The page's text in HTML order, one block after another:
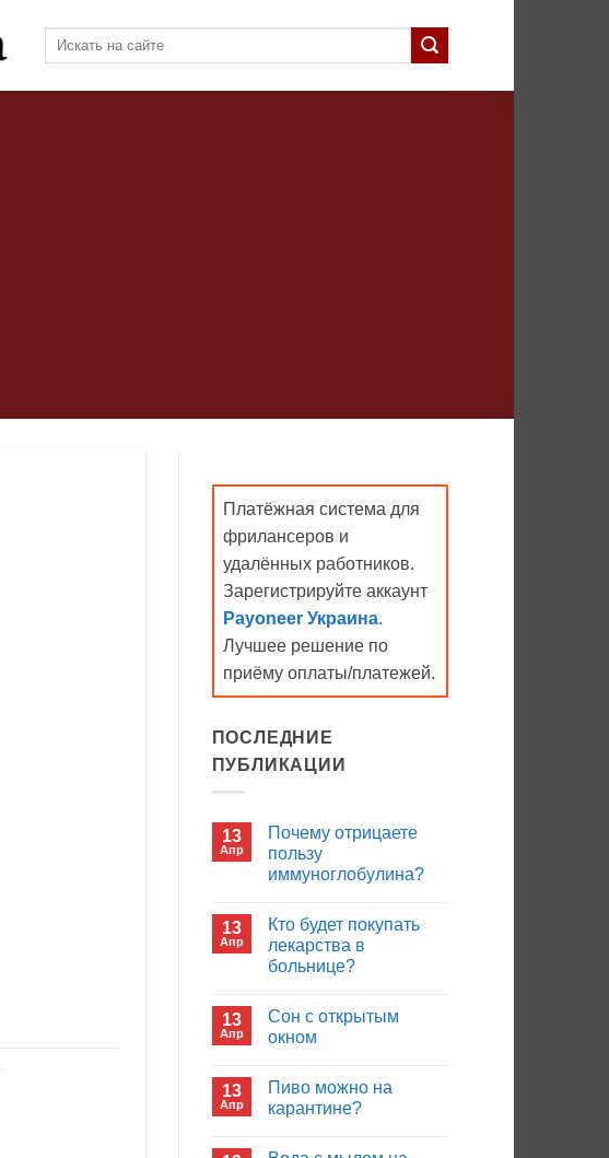
Платёжная система для
фрилансеров и
удалённых работников.
Зарегистрируйте аккаунт
Payoneer Украина.
Лучшее решение по
приёму оплаты/платежей.
ПОСЛЕДНИЕ
ПУБЛИКАЦИИ
13
Апр
Почему отрицаете
пользу
иммуноглобулина?
записи
Почему
отрицаете
пользу
13
Апр
Кто будет покупать
лекарства в
больнице?
записи
Кто
будет
больнице?
13
Апр
Сон с открытым
окном
записи
Сон
с
13
Апр
Пиво можно на
карантине?